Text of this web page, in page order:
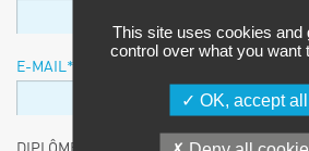
E-MAIL *
This site uses cookies and
control over what you want
OK, accept all